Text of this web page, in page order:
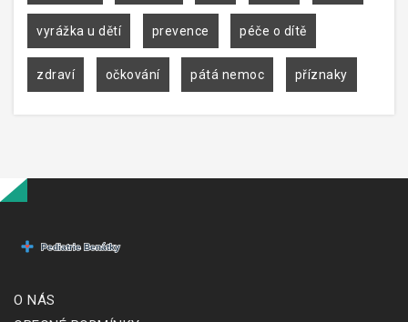
vyrážka u dětí prevence péče o dítě
zdraví očkování pátá nemoc příznaky
O NÁS